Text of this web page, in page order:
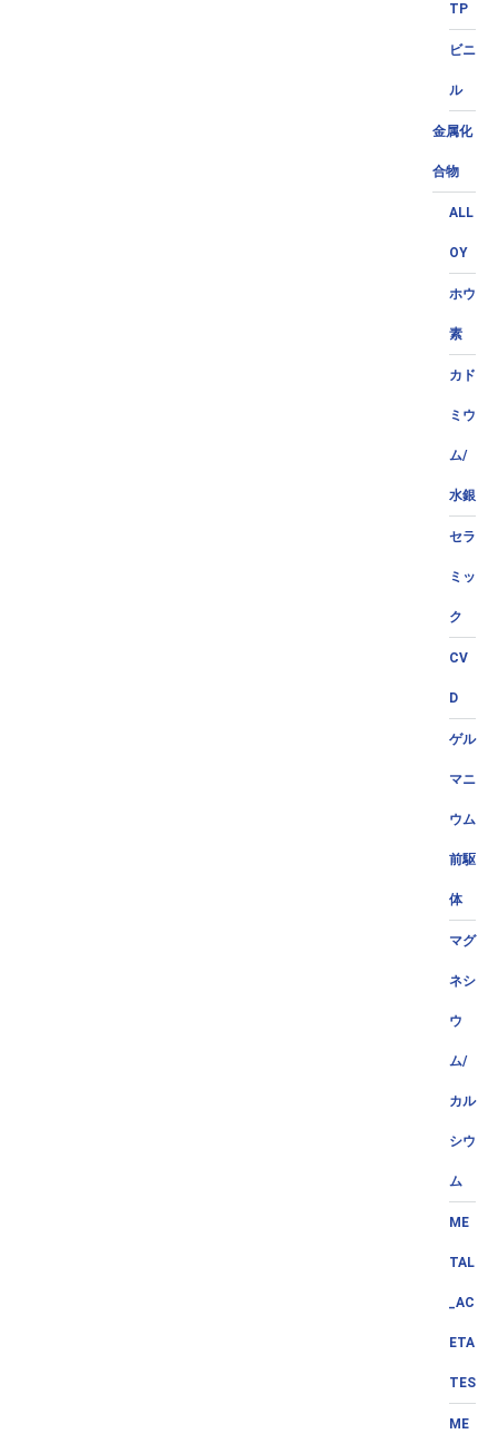
TP
ビニ
ル
金属化
合物
ALL
OY
ホウ
素
カド
ミウ
ム/
水銀
セラ
ミッ
ク
CV
D
ゲル
マニ
ウム
前駆
体
マグ
ネシ
ウ
ム/
カル
シウ
ム
ME
TAL
_AC
ETA
TES
ME